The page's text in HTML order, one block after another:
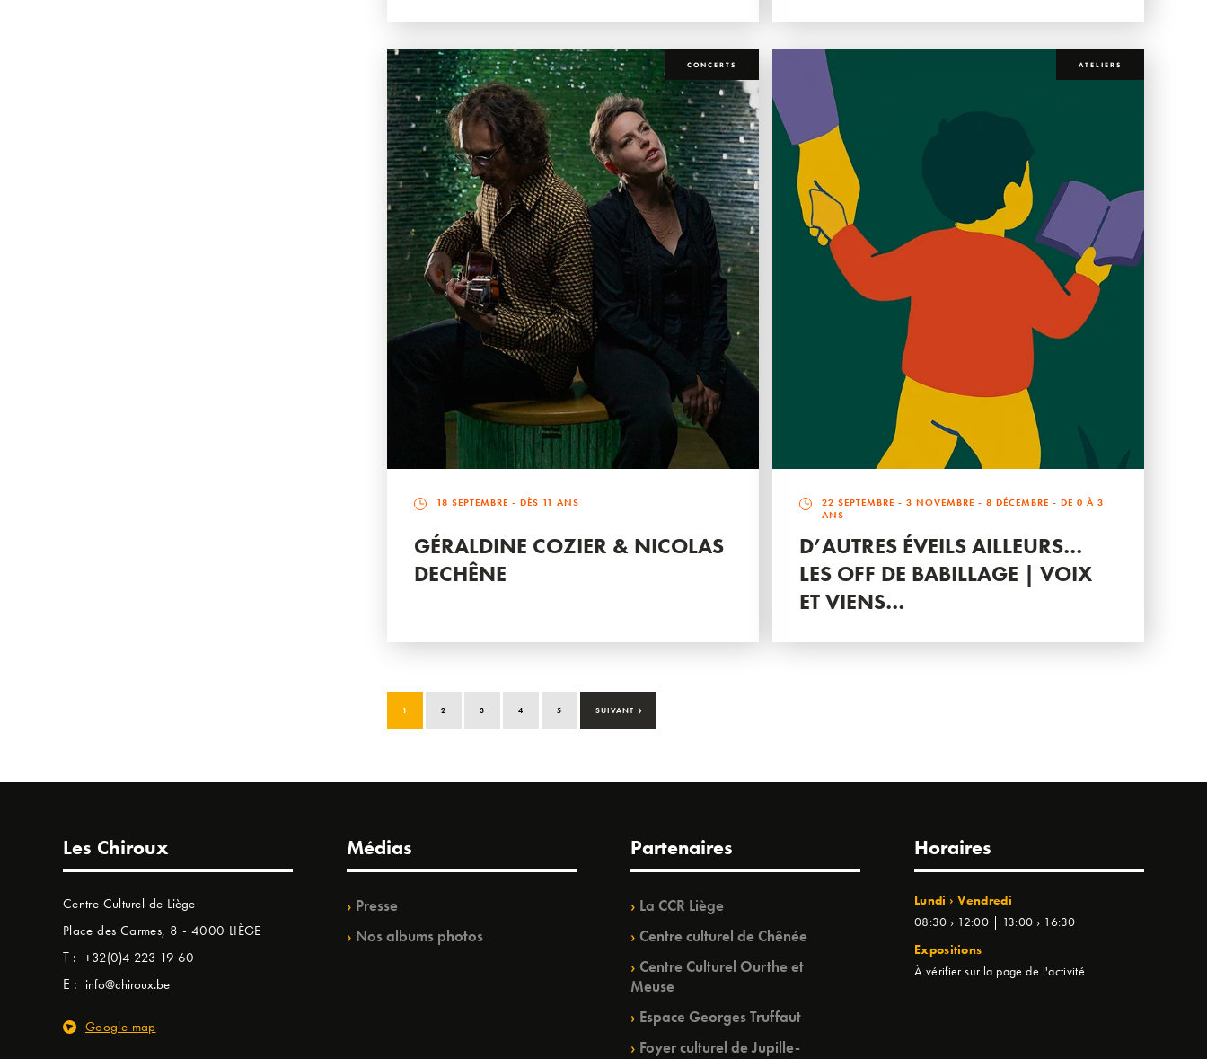
CONCERTS
18 SEPTEMBRE - DÈS 11 ANS
GÉRALDINE COZIER & NICOLAS
DECHÊNE
ATELIERS
22 SEPTEMBRE -3 NOVEMBRE -8 DÉCEMBRE - DE 0 À 3
ANS
D’AUTRES ÉVEILS AILLEURS…
LES OFF DE BABILLAGE | VOIX
ET VIENS…
1 2 3 4 5 SUIVANT ›
Les Chiroux
Centre Culturel de Liège
Place des Carmes, 8 - 4000 LIÈGE
T : +32(0)4 223 19 60
E : info@chiroux.be
Google map
Médias
Presse
Nos albums photos
Partenaires
La CCR Liège
Centre culturel de Chênée
Centre Culturel Ourthe et
Meuse
Espace Georges Truffaut
Foyer culturel de Jupille-
Horaires
Lundi › Vendredi
08:30 › 12:00 | 13:00 › 16:30
Expositions
À vérifier sur la page de l'activité